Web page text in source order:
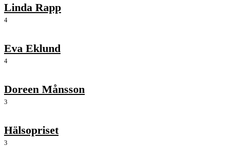
Linda Rapp
4
Eva Eklund
4
Doreen Månsson
3
Hälsopriset
3